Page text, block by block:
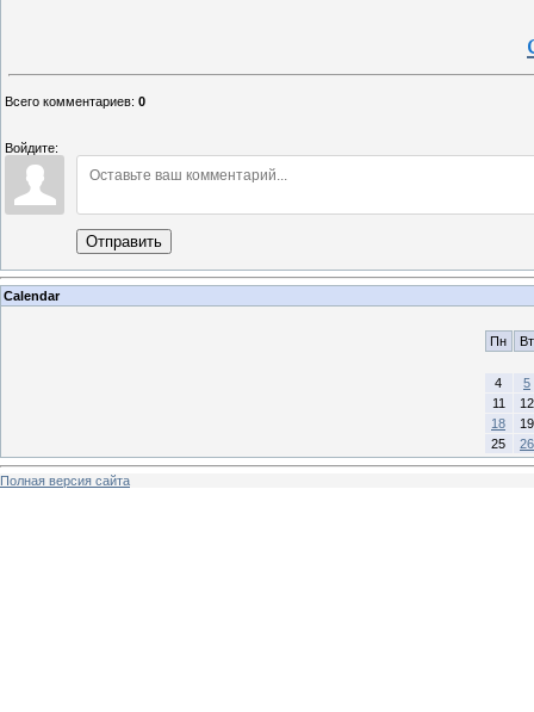
Всего комментариев: 0
Войдите:
Отправить
Calendar
Пн Вт
4
5
11
12
18
19
25
26
Полная версия сайта